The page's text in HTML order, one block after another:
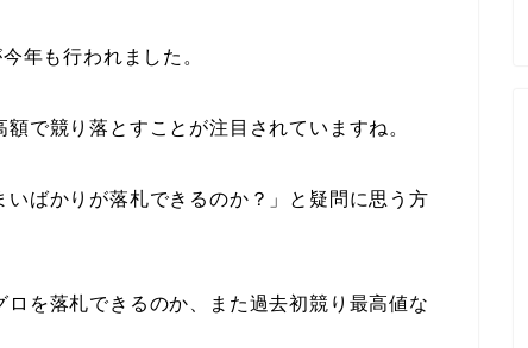
年も行われました。
額で競り落とすことが注目されていますね。
ばかりが落札できるのか？」と疑問に思う方
を落札できるのか、また過去初競り最高値な